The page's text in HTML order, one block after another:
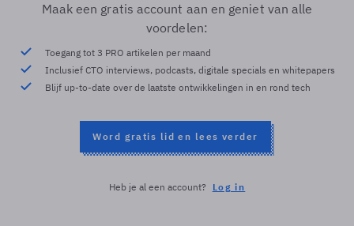
Maak een gratis account aan en geniet van alle
voordelen:
Toegang tot 3 PRO artikelen per maand
Inclusief CTO interviews, podcasts, digitale specials en whitepapers
Blijf up-to-date over de laatste ontwikkelingen in en rond tech
Word gratis lid en lees verder
Heb je al een account? Log in